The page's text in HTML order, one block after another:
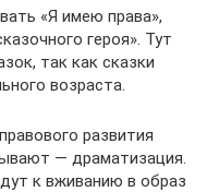
«Я имею права»,
героя». Тут
так как сказки
возраста.
развития
— драматизация.
к вживанию в образ